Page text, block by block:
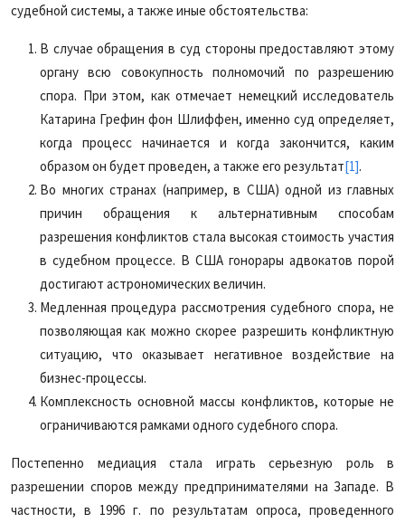
судебной системы, а также иные обстоятельства:
В случае обращения в суд стороны предоставляют этому
органу всю совокупность полномочий по разрешению
спора. При этом, как отмечает немецкий исследователь
Катарина Грефин фон Шлиффен, именно суд определяет,
когда процесс начинается и когда закончится, каким
образом он будет проведен, а также его результат[1].
Во многих странах (например, в США) одной из главных
причин обращения к альтернативным способам
разрешения конфликтов стала высокая стоимость участия
в судебном процессе. В США гонорары адвокатов порой
достигают астрономических величин.
Медленная процедура рассмотрения судебного спора, не
позволяющая как можно скорее разрешить конфликтную
ситуацию, что оказывает негативное воздействие на
бизнес-процессы.
Комплексность основной массы конфликтов, которые не
ограничиваются рамками одного судебного спора.
Постепенно медиация стала играть серьезную роль в
разрешении споров между предпринимателями на Западе. В
частности, в 1996 г. по результатам опроса, проведенного